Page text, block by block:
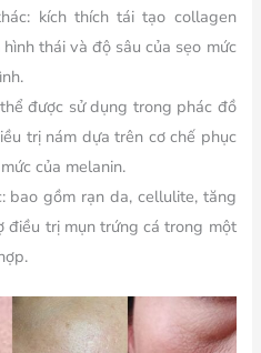
kích thích tái tạo collagen
thái và độ sâu của sẹo mức
được sử dụng trong phác đồ
trị nám dựa trên cơ chế phục
của melanin.
bao gồm rạn da, cellulite, tăng
điều trị mụn trứng cá trong một